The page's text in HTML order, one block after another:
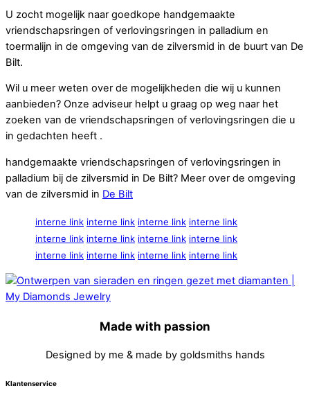
U zocht mogelijk naar goedkope handgemaakte
vriendschapsringen of verlovingsringen in palladium en
toermalijn in de omgeving van de zilversmid in de buurt van De
Bilt.
Wil u meer weten over de mogelijkheden die wij u kunnen
aanbieden? Onze adviseur helpt u graag op weg naar het
zoeken van de vriendschapsringen of verlovingsringen die u
in gedachten heeft .
handgemaakte vriendschapsringen of verlovingsringen in
palladium bij de zilversmid in De Bilt? Meer over de omgeving
van de zilversmid in De Bilt
interne link interne link interne link interne link
interne link interne link interne link interne link
interne link interne link interne link interne link
Made with passion
Designed by me & made by goldsmiths hands
Klantenservice